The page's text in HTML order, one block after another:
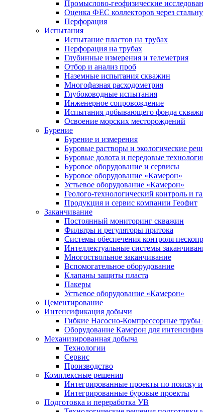
Промыслово-геофизические
Оценка ФЕС коллекторов через
Перфорация
Испытания
Испытание пластов на трубах
Перфорация на трубах
Глубинные измерения и телеметрия
Отбор и анализ проб
Наземные испытания скважин
Многофазная расходометрия
Глубоководные испытания
Инженерное сопровождение
Испытания добывающего фонда
Освоение морских месторождений
Бурение
Бурение и измерения
Буровые растворы и экологические
Буровые долота и передовые
Буровое оборудование и сервисы
Буровое оборудование «Камерон»
Устьевое оборудование «Камерон»
Геолого-технологический контроль и
Продукция и сервис компании Геофит
Заканчивание
Постоянный мониторинг скважин
Фильтры и регуляторы притока
Cистемы обеспечения контроля
Интеллектуальные системы
Многоствольное заканчивание
Вспомогательное оборудование
Клапаны защиты пласта
Пакеры
Устьевое оборудование «Камерон»
Цементирование
Интенсификация добычи
Гибкие Насосно-Компрессорные
Оборудование Камерон для
Механизированная добыча
Технологии
Сервис
Производство
Комплексные решения
Интегрированные проекты по поиску и
Интегрированные буровые проекты
Подготовка и переработка УВ